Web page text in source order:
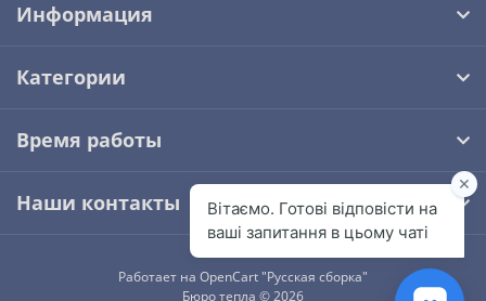
Информация
Категории
Время работы
Наши контакты
Работает на OpenCart "Русская сборка"
Бюро тепла © 2026